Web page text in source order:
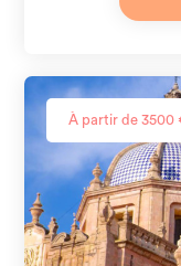
À partir de 3500